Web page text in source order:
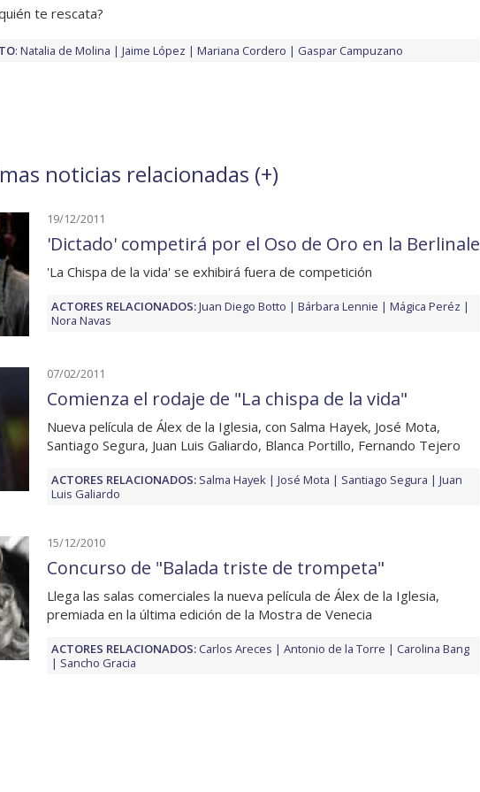
te rescata?
: Natalia de Molina Jaime López Mariana Cordero Gaspar Campuzano
noticias relacionadas (+)
19/12/2011
'Dictado' competirá por el Oso de Oro en la Berlinale
'La Chispa de la vida' se exhibirá fuera de competición
ACTORES RELACIONADOS:Juan Diego Botto Bárbara Lennie
Mágica Peréz
Nora Navas
07/02/2011
Comienza el rodaje de "La chispa de la vida"
Nueva película de Álex de la Iglesia, con Salma Hayek, José Mota,
Santiago Segura, Juan Luis Galiardo, Blanca Portillo, Fernando Tejero
ACTORES RELACIONADOS: Salma Hayek José Mota Santiago Segura
Juan
Luis Galiardo
15/12/2010
Concurso de "Balada triste de trompeta"
Llega las salas comerciales la nueva película de Álex de la Iglesia,
premiada en la última edición de la Mostra de Venecia
ACTORES RELACIONADOS:Carlos Areces Antonio de la Torre
Carolina Bang
Sancho Gracia